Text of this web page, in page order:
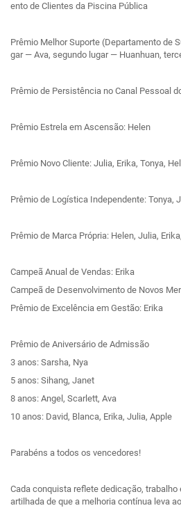
ento de Clientes da Piscina Pública
Prêmio Melhor Suporte (Departamento de
gar — Ava, segundo lugar — Huanhuan,
Prêmio de Persistência no Canal Pessoal
Prêmio Estrela em Ascensão: Helen
Prêmio Novo Cliente: Julia, Erika, Tonya,
Prêmio de Logística Independente: Tonya,
Prêmio de Marca Própria: Helen, Julia,
Campeã Anual de Vendas: Erika
Campeã de Desenvolvimento de Novos
Prêmio de Excelência em Gestão: Erika
Prêmio de Aniversário de Admissão
3 anos: Sarsha, Nya
5 anos: Sihang, Janet
8 anos: Angel, Scarlett, Ava
10 anos: David, Blanca, Erika, Julia, Apple
Parabéns a todos os vencedores!
Cada conquista reflete dedicação,
artilhada de que a melhoria contínua leva